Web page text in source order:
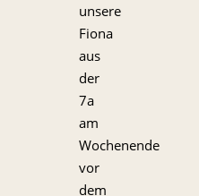
unsere
Fiona
aus
der
7a
am
Wochenende
vor
dem